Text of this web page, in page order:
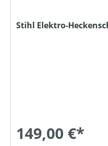
Stihl Elektro-
149,00 €*